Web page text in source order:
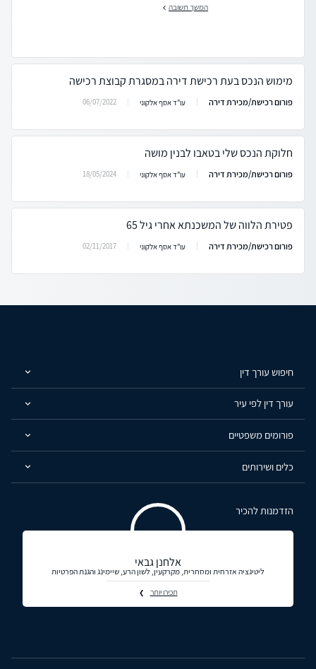
המשך תשובה
מימוש הנכס בעת רכישת דירה במסגרת קבוצת רכישה
פורום רכישת/מכירת דירה עו"ד אסף אלקוני 06/07/2022
חלוקת הנכס שלי בטאבו לבנין מושה
פורום רכישת/מכירת דירה עו"ד אסף אלקוני 18/05/2024
פטירת הלווה של המשכנתא אחרי גיל 65
פורום רכישת/מכירת דירה עו"ד אסף אלקוני 02/11/2017
חיפוש עורך דין
עורך דין לפי עיר
פורומים משפטיים
כלים ושירותים
הזדמנות להכיר
אלחנן גבאי
ליטיגציה אזרחית ומסחרית, מקרקעין, לשון הרע, שיימינג והגנת הפרטיות
תכירו יותר